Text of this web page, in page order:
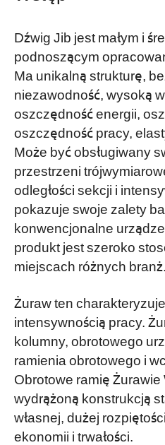
Dźwig Jib jest małym i
podnoszącym
Ma unikalną strukturę,
niezawodność, wysoką
oszczędność energii,
oszczędność pracy,
Może być obsługiwany
przestrzeni
odległości sekcji i
pokazuje swoje zalety
konwencjonalne
produkt jest szeroko
miejscach różnych branż.
Żuraw ten
intensywnością pracy.
kolumny, obrotowego
ramienia obrotowego i
Obrotowe ramię
wydrążoną konstrukcją
własnej, dużej
ekonomii i trwałości.